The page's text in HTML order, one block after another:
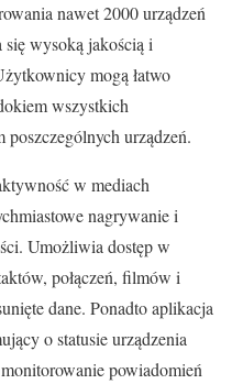
nawet 2000 urządzeń
wysoką jakością i
mogą łatwo
wszystkich
poszczególnych urządzeń.
w mediach
nagrywanie i
Umożliwia dostęp w
połączeń, filmów i
dane. Ponadto aplikacja
o statusie urządzenia
powiadomień